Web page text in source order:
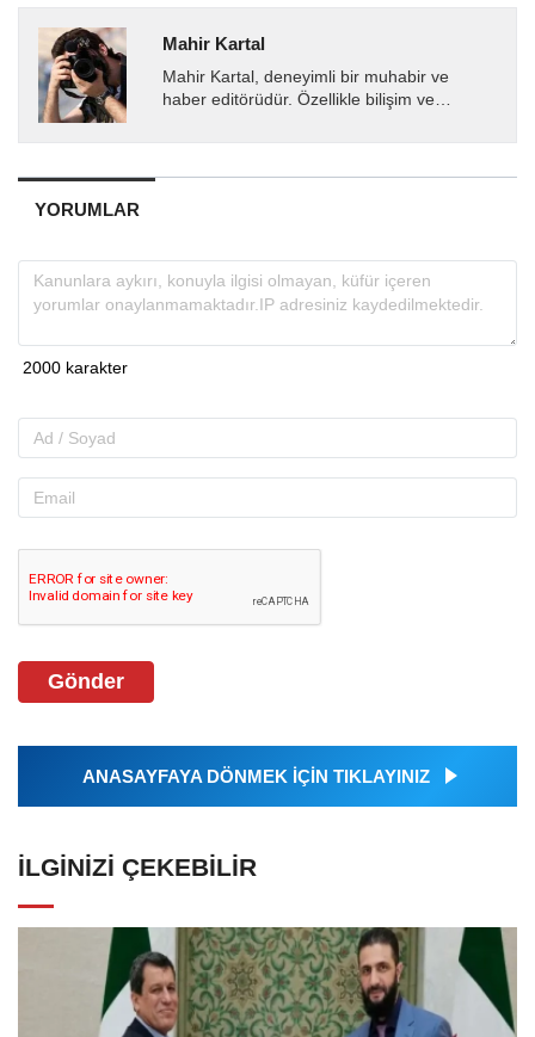
Mahir Kartal
Mahir Kartal, deneyimli bir muhabir ve
haber editörüdür. Özellikle bilişim ve
gelişmeleri okuyuculara...
YORUMLAR
Gönder
ANASAYFAYA DÖNMEK İÇİN TIKLAYINIZ
İLGINIZI ÇEKEBILIR